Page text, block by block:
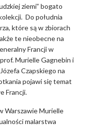
ziemi” bogato
Do południa
które są w zbiorach
te nieobecne na
Francji w
Murielle Gagnebin i
Czapskiego na
pojawi się temat
Francji.
Warszawie Murielle
malarstwa